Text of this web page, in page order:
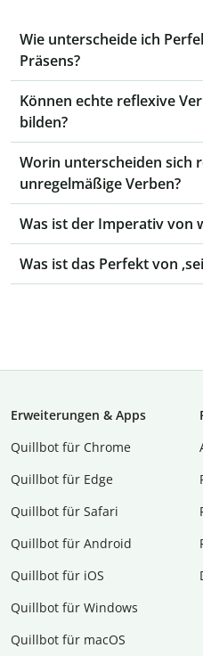
Wie unterscheide ich
Präsens?
Können echte reflexive
bilden?
Worin unterscheiden sich
unregelmäßige Verben?
Was ist der Imperativ von
Was ist das Perfekt von
Erweiterungen & Apps
Quillbot für Chrome
Quillbot für Edge
Quillbot für Safari
Quillbot für Android
Quillbot für iOS
Quillbot für Windows
Quillbot für macOS